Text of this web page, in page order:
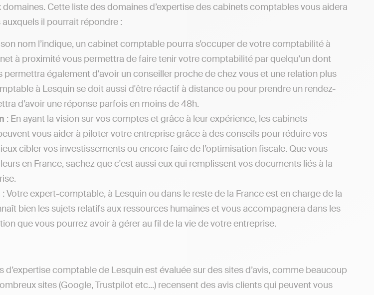
Cette liste des domaines d’expertise des cabinets comptables vous aidera
il pourrait répondre :
nom l’indique, un cabinet comptable pourra s’occuper de votre comptabilité à
à proximité vous permettra de faire tenir votre comptabilité par quelqu’un dont
permettra également d'avoir un conseiller proche de chez vous et une relation plus
à Lesquin se doit aussi d'être réactif à distance ou pour prendre un rendez-
d’avoir une réponse parfois en moins de 48h.
: En ayant la vision sur vos comptes et grâce à leur expérience, les cabinets
vous aider à piloter votre entreprise grâce à des conseils pour réduire vos
cibler vos investissements ou encore faire de l’optimisation fiscale. Que vous
en France, sachez que c'est aussi eux qui remplissent vos documents liés à la
: Votre expert-comptable, à Lesquin ou dans le reste de la France est en charge de la
bien les sujets relatifs aux ressources humaines et vous accompagnera dans les
que vous pourrez avoir à gérer au fil de la vie de votre entreprise.
comptable de Lesquin est évaluée sur des sites d’avis, comme beaucoup
sites (Google, Trustpilot etc...) recensent des avis clients qui peuvent vous